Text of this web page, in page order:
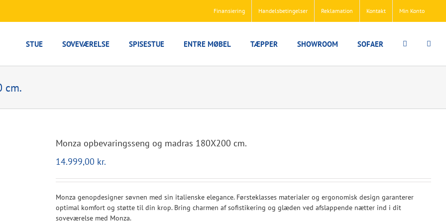
Finansiering Handelsbetingelser Reklamation Kontakt Min Konto
STUE SOVEVÆRELSE SPISESTUE ENTRE MØBEL TÆPPER SHOWROOM SOFAER
cm.
Monza opbevaringsseng og madras 180X200 cm.
14.999,00 kr.
Monza genopdesigner søvnen med sin italienske elegance. Førsteklasses materialer og ergonomisk design garanterer
optimal komfort og støtte til din krop. Bring charmen af sofistikering og glæden ved afslappende nætter ind i dit
soveværelse med Monza.